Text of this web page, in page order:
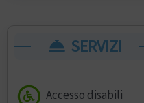
SERVIZI
Accesso disabili